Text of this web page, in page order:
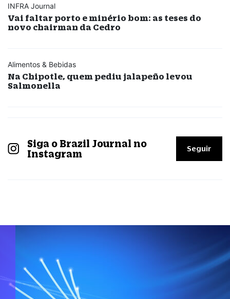
INFRA Journal
Vai faltar porto e minério bom: as teses do
novo chairman da Cedro
Alimentos & Bebidas
Na Chipotle, quem pediu jalapeño levou
Salmonella
Siga o Brazil Journal no
Instagram
Seguir